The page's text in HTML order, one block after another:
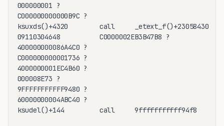
000000001 ?
C000000000000B9C ?
ksuxds()+4320        call     _etext_f()+23058430
09110304648          C0000002EB3B47B8 ?
400000000086A4C0 ?
C000000000001736 ?
4000000001EC4B60 ?
000008E73 ?
9FFFFFFFFFFF9480 ?
60000000004ABC40 ?
ksudel()+144         call     9fffffffffff94f8